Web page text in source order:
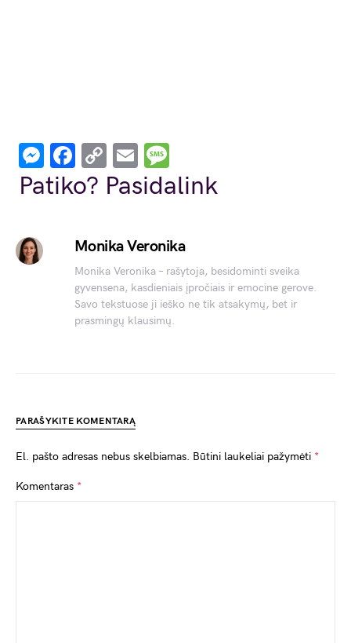
Messenger
Facebook
Copy
Link
Email
Patiko? Pasidalink
Monika Veronika
Monika Veronika – rašytoja, besidominti sveika
gyvensena, kasdieniais įpročiais ir emocine gerove.
Savo tekstuose ji ieško ne tik atsakymų, bet ir
prasmingų klausimų.
PARAŠYKITE KOMENTARĄ
El. pašto adresas nebus skelbiamas. Būtini laukeliai pažymėti *
Komentaras *